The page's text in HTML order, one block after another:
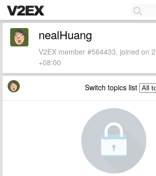
nealHuang
V2EX member #564433, joined on
+08:00
Switch topics list